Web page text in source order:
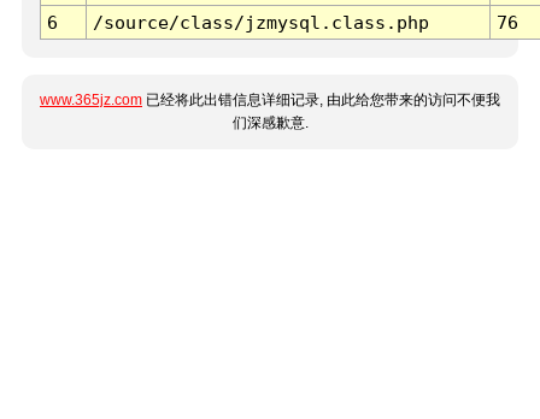
6
/source/class/jzmysql.class.php 76
www.365jz.com 已经将此出错信息详细记录, 由此给您带来的访问不便我
们深感歉意.